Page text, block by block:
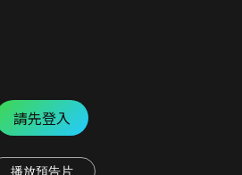
請先登入
播放預告片